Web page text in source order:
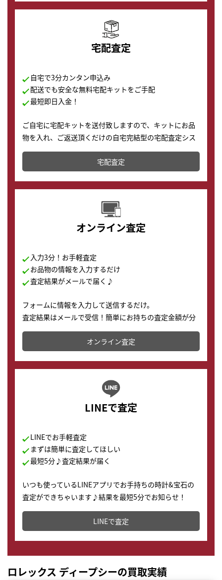
宅配査定
自宅で3分カンタン申込み
配送でも安全な無料宅配キットをご手配
最短即日入金！
ご自宅に宅配キットを送付致しますので、キットにお品
物を入れ、ご返送頂くだけの自宅完結型の宅配査定シス
テムです。
配送でも簡単&安全に査定・買取に出すことが可能で
す。
宅配査定
オンライン査定
入力3分！お手軽査定
お品物の情報を入力するだけ
査定結果がメールで届く♪
フォームに情報を入力して送信するだけ。
査定結果はメールで受信！簡単にお持ちの査定金額が分
かります。
オンライン査定
LINEで査定
LINEでお手軽査定
まずは簡単に査定してほしい
最短5分♪査定結果が届く
いつも使っているLINEアプリでお手持ちの時計&宝石の
査定ができちゃいます♪結果を最短5分でお知らせ！
どこからでもすぐに査定金額を知ることが出来ます。
LINEで査定
ロレックス ディープシーの買取実績